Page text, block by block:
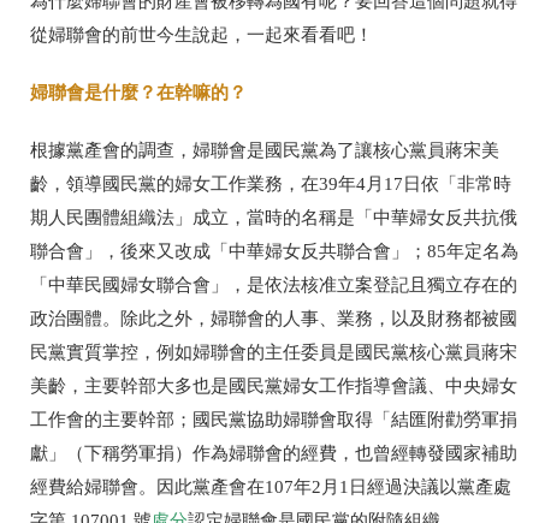
從婦聯會的前世今生說起，一起來看看吧！
婦聯會是什麼？在幹嘛的？
根據黨產會的調查，婦聯會是國民黨為了讓核心黨員蔣宋美
齡，領導國民黨的婦女工作業務，在39年4月17日依「非常時
期人民團體組織法」成立，當時的名稱是「中華婦女反共抗俄
聯合會」，後來又改成「中華婦女反共聯合會」；85年定名為
「中華民國婦女聯合會」，是依法核准立案登記且獨立存在的
政治團體。除此之外，婦聯會的人事、業務，以及財務都被國
民黨實質掌控，例如婦聯會的主任委員是國民黨核心黨員蔣宋
美齡，主要幹部大多也是國民黨婦女工作指導會議、中央婦女
工作會的主要幹部；國民黨協助婦聯會取得「結匯附勸勞軍捐
獻」（下稱勞軍捐）作為婦聯會的經費，也曾經轉發國家補助
經費給婦聯會。因此黨產會在107年2月1日經過決議以黨產處